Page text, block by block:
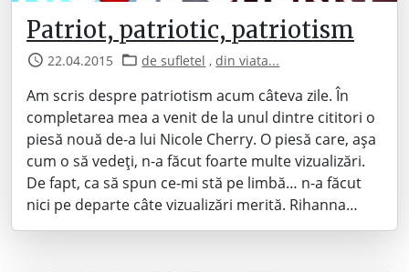
Patriot, patriotic, patriotism
22.04.2015 de sufletel ,din viata...
Am scris despre patriotism acum câteva zile. În
completarea mea a venit de la unul dintre cititori o
piesă nouă de-a lui Nicole Cherry. O piesă care, așa
cum o să vedeți, n-a făcut foarte multe vizualizări.
De fapt, ca să spun ce-mi stă pe limbă… n-a făcut
nici pe departe câte vizualizări merită. Rihanna…